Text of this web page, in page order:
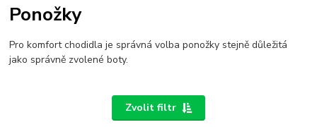
Ponožky
Pro komfort chodidla je správná volba ponožky stejně důležitá
jako správně zvolené boty.
Zvolit filtr